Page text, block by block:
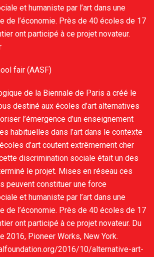
et humaniste par l’art dans une
de l’économie. Près de 40 écoles de 17
ont participé à ce projet novateur.
fair (AASF)
de la Biennale de Paris a créé le
destiné aux écoles d’art alternatives
l’émergence d’un enseignement
habituelles dans l’art dans le contexte
d’art coutent extrêmement cher
discrimination sociale était un des
le projet. Mises en réseau ces
peuvent constituer une force
et humaniste par l’art dans une
de l’économie. Près de 40 écoles de 17
ont participé à ce projet novateur. Du
2016, Pioneer Works, New York.
2016/10/alternative-art-